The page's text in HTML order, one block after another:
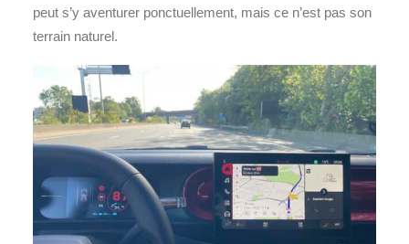
peut s’y aventurer ponctuellement, mais ce n’est pas son
terrain naturel.